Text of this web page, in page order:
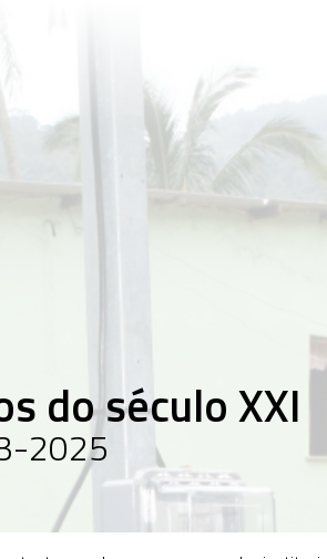
1879-1927
A
elétrica
1930-1945